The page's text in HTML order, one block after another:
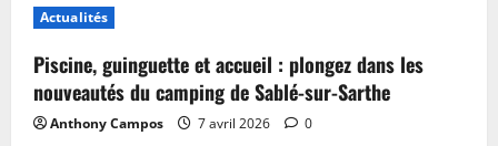
Actualités
Piscine, guinguette et accueil : plongez dans les
nouveautés du camping de Sablé-sur-Sarthe
Anthony Campos 7 avril 2026 0